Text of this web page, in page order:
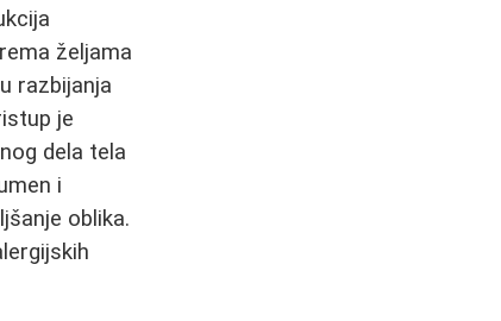
željama
razbijanja
je
dela tela
i
oblika.